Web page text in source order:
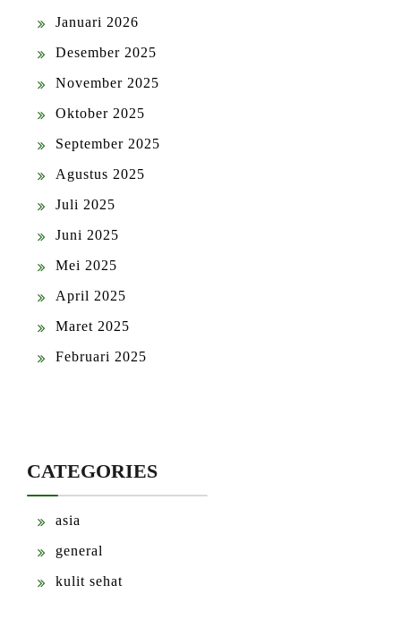
Januari 2026
Desember 2025
November 2025
Oktober 2025
September 2025
Agustus 2025
Juli 2025
Juni 2025
Mei 2025
April 2025
Maret 2025
Februari 2025
CATEGORIES
asia
general
kulit sehat